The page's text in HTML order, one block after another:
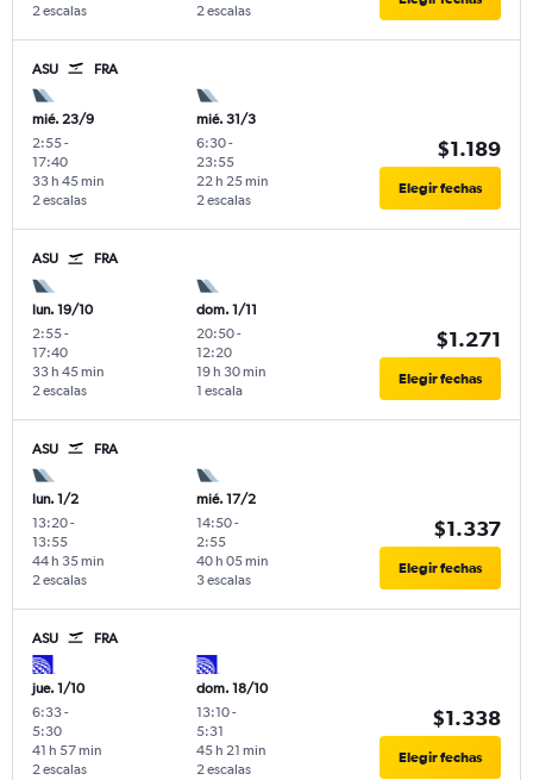
2 escalas
2 escalas
ASU FRA
mié. 23/9
2:55-
17:40
2 escalas
33 h 45 min
mié. 31/3
6:30-
23:55
2 escalas
22 h 25 min
$1.189
Elegir fechas
ASU FRA
lun. 19/10
2:55-
17:40
2 escalas
33 h 45 min
dom. 1/11
20:50-
12:20
1 escala
19 h 30 min
$1.271
Elegir fechas
ASU FRA
lun. 1/2
13:20-
13:55
2 escalas
44 h 35 min
mié. 17/2
14:50-
2:55
3 escalas
40 h 05 min
$1.337
Elegir fechas
ASU FRA
jue. 1/10
6:33-
5:30
2 escalas
41 h 57 min
dom. 18/10
13:10-
5:31
2 escalas
45 h 21 min
$1.338
Elegir fechas